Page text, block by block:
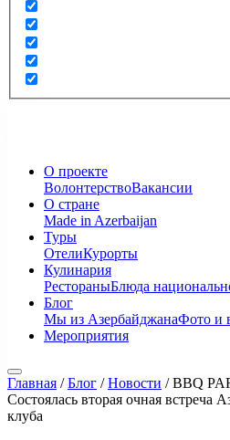
О проекте
ВолонтерствоВакансии
О стране
Made in Azerbaijan
Туры
ОтелиКурорты
Кулинария
РестораныБлюда
Блог
Мы из АзербайджанаФото и
Мероприятия
Главная /Блог /Новости /BBQ
Состоялась вторая очная встреча
клуба